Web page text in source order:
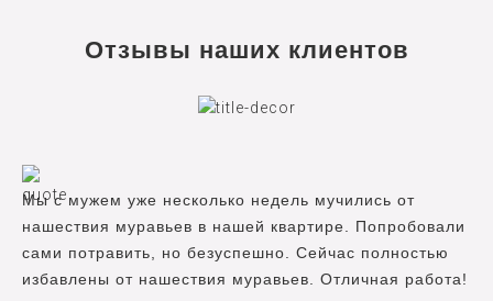
Отзывы наших клиентов
Мы с мужем уже несколько недель мучились от
нашествия муравьев в нашей квартире. Попробовали
сами потравить, но безуспешно. Сейчас полностью
избавлены от нашествия муравьев. Отличная работа!